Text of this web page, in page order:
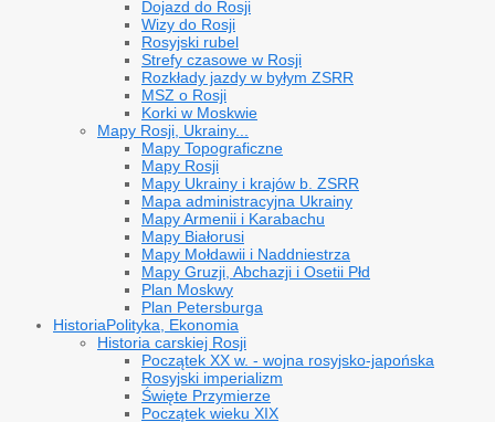
Dojazd do Rosji
Wizy do Rosji
Rosyjski rubel
Strefy czasowe w Rosji
Rozkłady jazdy w byłym ZSRR
MSZ o Rosji
Korki w Moskwie
Mapy Rosji, Ukrainy...
Mapy Topograficzne
Mapy Rosji
Mapy Ukrainy i krajów b. ZSRR
Mapa administracyjna Ukrainy
Mapy Armenii i Karabachu
Mapy Białorusi
Mapy Mołdawii i Naddniestrza
Mapy Gruzji, Abchazji i Osetii Płd
Plan Moskwy
Plan Petersburga
HistoriaPolityka, Ekonomia
Historia carskiej Rosji
Początek XX w. - wojna rosyjsko-japońska
Rosyjski imperializm
Święte Przymierze
Początek wieku XIX